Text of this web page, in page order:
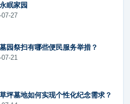
眠家园
07-27
园祭扫有哪些便民服务举措？
21
坪墓地如何实现个性化纪念需求？